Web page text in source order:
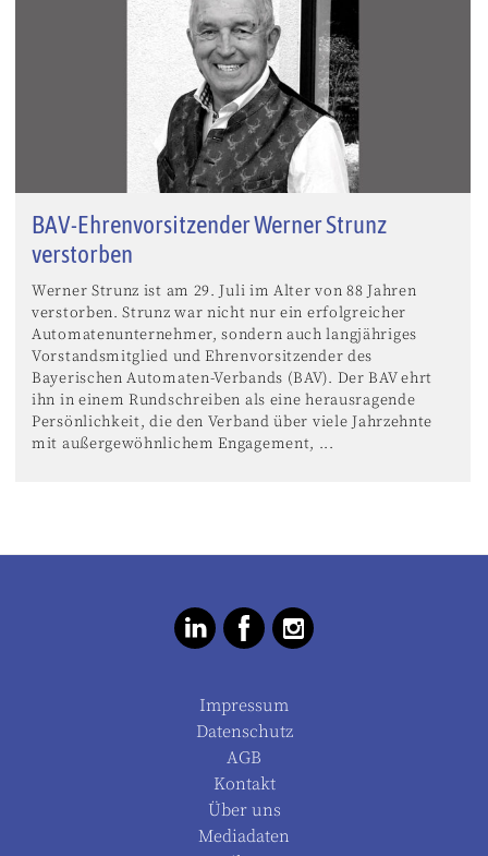
BAV-Ehrenvorsitzender Werner Strunz
verstorben
Werner Strunz ist am 29. Juli im Alter von 88 Jahren
verstorben. Strunz war nicht nur ein erfolgreicher
Automatenunternehmer, sondern auch langjähriges
Vorstandsmitglied und Ehrenvorsitzender des
Bayerischen Automaten-Verbands (BAV). Der BAV ehrt
ihn in einem Rundschreiben als eine herausragende
Persönlichkeit, die den Verband über viele Jahrzehnte
mit außergewöhnlichem Engagement, ...
Impressum
Datenschutz
AGB
Kontakt
Über uns
Mediadaten